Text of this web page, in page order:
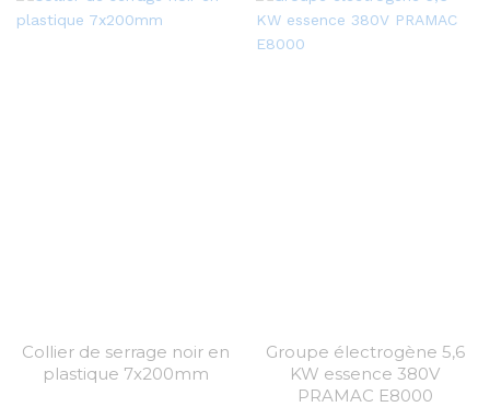
Collier de serrage noir en
plastique 7x200mm
Groupe électrogène 5,6
KW essence 380V
PRAMAC E8000